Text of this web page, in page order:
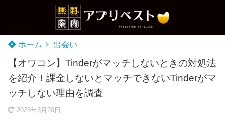
ホーム 出会い
【オワコン】Tinderがマッチしないときの対処法
を紹介！課金しないとマッチできないTinderがマ
ッチしない理由を調査
2023年3月20日